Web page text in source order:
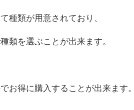
種類が用意されており、
類を選ぶことが出来ます。
お得に購入することが出来ます